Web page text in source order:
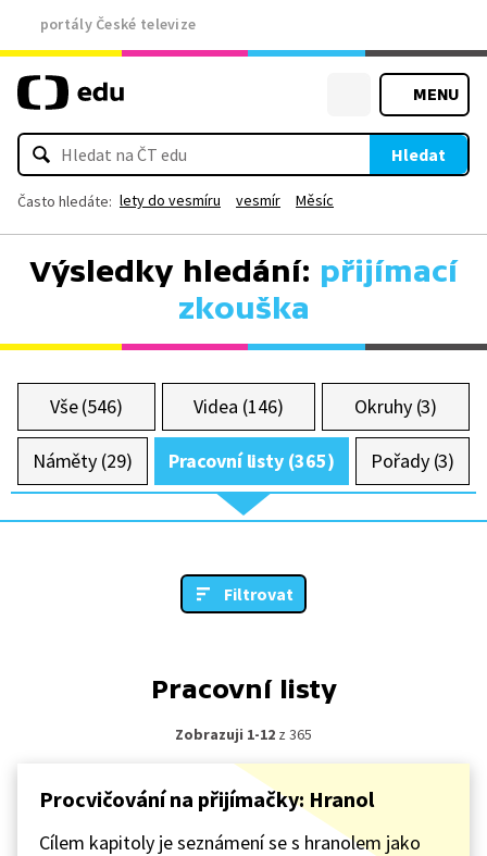
portály České televize
MENU
Hledat
Často hledáte: lety do vesmíru vesmír Měsíc
Výsledky hledání: přijímací
zkouška
Vše (546) Videa (146) Okruhy (3)
Náměty (29) Pracovní listy (365) Pořady (3)
Filtrovat
Pracovní listy
Zobrazuji 1-12 z 365
Procvičování na přijímačky: Hranol
Cílem kapitoly je seznámení se s hranolem jako